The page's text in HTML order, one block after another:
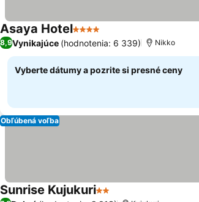
Asaya Hotel4 Počet hviezdičiek
8,9Vynikajúce (hodnotenia: 6 339) Nikko
Vyberte dátumy a pozrite si presné ceny
Obľúbená voľba
Sunrise Kujukuri2 Počet hviezdičiek